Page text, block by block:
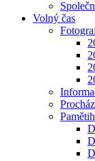
Volný čas